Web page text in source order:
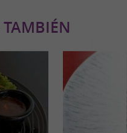
TAMBIÉN